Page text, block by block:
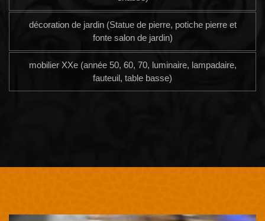
décoration de jardin (Statue de pierre, potiche pierre et
fonte salon de jardin)
mobilier XXe (année 50, 60, 70, luminaire, lampadaire,
fauteuil, table basse)